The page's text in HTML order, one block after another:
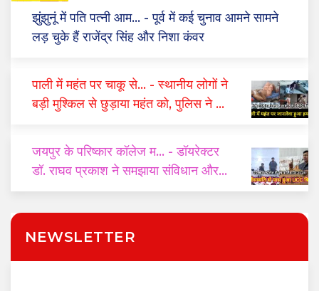
झुंझुनूं में पति पत्नी आम... - पूर्व में कई चुनाव आमने सामने
लड़ चुके हैं राजेंद्र सिंह और निशा कंवर
पाली में महंत पर चाकू से... - स्थानीय लोगों ने
बड़ी मुश्किल से छुड़ाया महंत को, पुलिस ने दो
जयपुर के परिष्कार कॉलेज म... - डॉयरेक्टर
डॉ. राघव प्रकाश ने समझाया संविधान और
यूसीसी का महत्व
NEWSLETTER